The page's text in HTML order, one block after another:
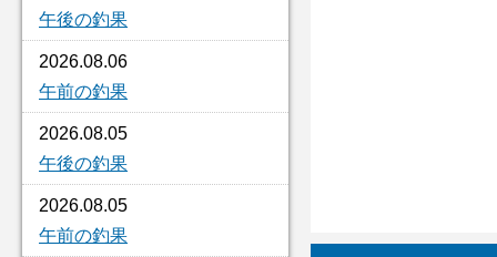
午後の釣果
2026.08.06
午前の釣果
2026.08.05
午後の釣果
2026.08.05
午前の釣果